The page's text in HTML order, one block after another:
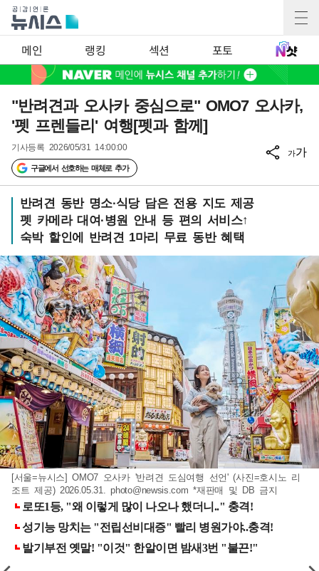
메인 랭킹 섹션 포토
"반려견과 오사카 중심으로" OMO7 오사카,
'펫 프렌들리' 여행[펫과 함께]
기사등록 2026/05/31 14:00:00
구글에서 선호하는 매체로 추가
가가
반려견 동반 명소·식당 담은 전용 지도 제공
펫 카메라 대여·병원 안내 등 편의 서비스↑
숙박 할인에 반려견 1마리 무료 동반 혜택
[서울=뉴시스] OMO7 오사카 '반려견 도심여행 선언' (사진=호시노 리
조트 제공) 2026.05.31.photo@newsis.com *재판매 및 DB 금지